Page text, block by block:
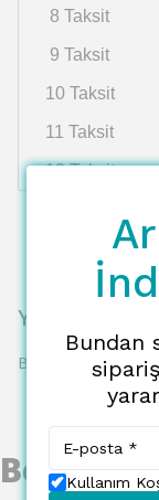
8 Taksit
9 Taksit
10 Taksit
11 Taksit
12 Taksit
Yorumlar
Bu ürün için henüz
Benzer
Bundan
Kullanım